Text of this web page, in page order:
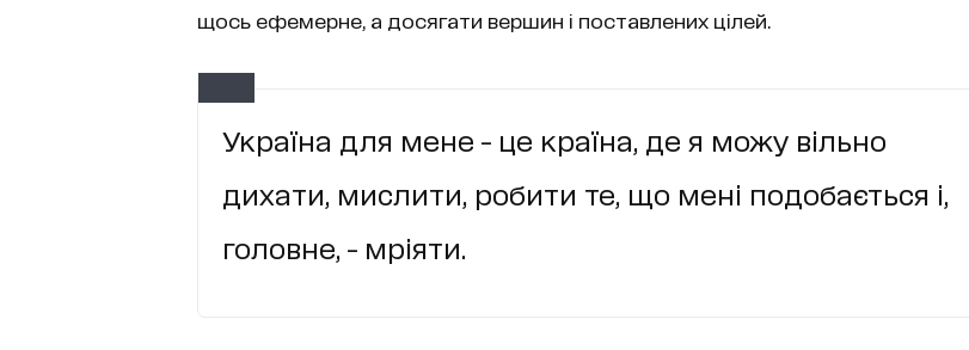
щось ефемерне, а досягати вершин і поставлених цілей.
Україна для мене - це країна, де я можу вільно
дихати, мислити, робити те, що мені подобається і,
головне, - мріяти.